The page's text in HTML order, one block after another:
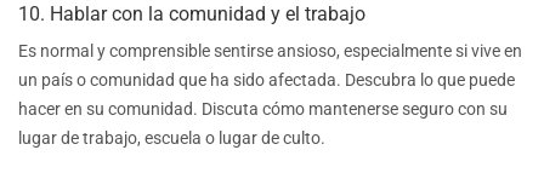
10. Hablar con la comunidad y el trabajo
Es normal y comprensible sentirse ansioso, especialmente si vive en
un país o comunidad que ha sido afectada. Descubra lo que puede
hacer en su comunidad. Discuta cómo mantenerse seguro con su
lugar de trabajo, escuela o lugar de culto.